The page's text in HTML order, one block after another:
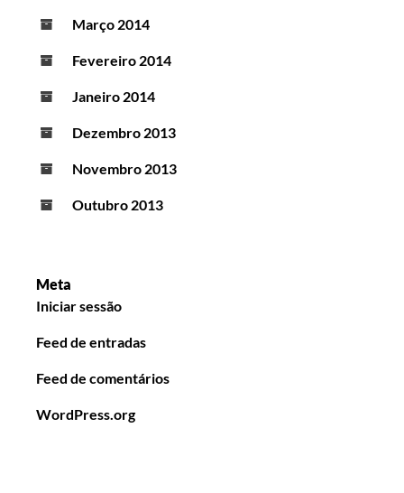
Março 2014
Fevereiro 2014
Janeiro 2014
Dezembro 2013
Novembro 2013
Outubro 2013
Meta
Iniciar sessão
Feed de entradas
Feed de comentários
WordPress.org